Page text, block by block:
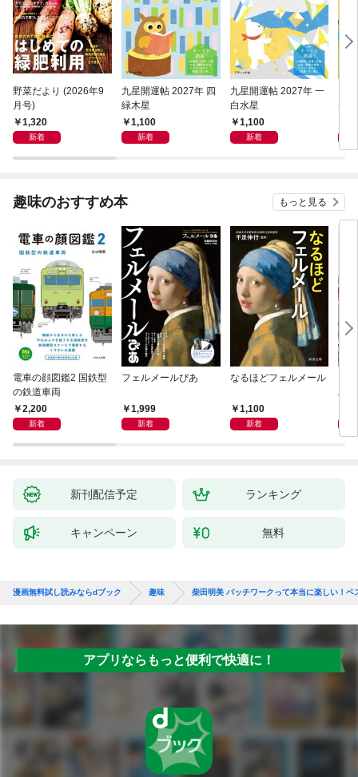
野菜だより (2026年9
月号)
1,320
新着
九星開運帖 2027年 四
緑木星
1,100
新着
九星開運帖 2027年 一
白水星
1,100
新着
趣味のおすすめ本 もっと見る
電車の顔図鑑2 国鉄型
の鉄道車両
2,200
新着
フェルメールぴあ
1,999
新着
なるほどフェルメール
1,100
新着
ハ
新刊配信予定 ランキング
キャンペーン 無料
漫画無料試し読みならdブック 趣味 柴田明美 パッチワークって本当に楽しい！ベ
アプリならもっと便利で快適に！